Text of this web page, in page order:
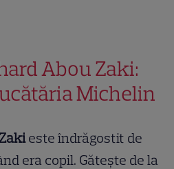
Abou Zaki:
Michelin
este îndrăgostit de
era copil. Gătește de la